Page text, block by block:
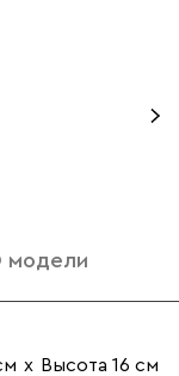
модели
х Высота 16 см